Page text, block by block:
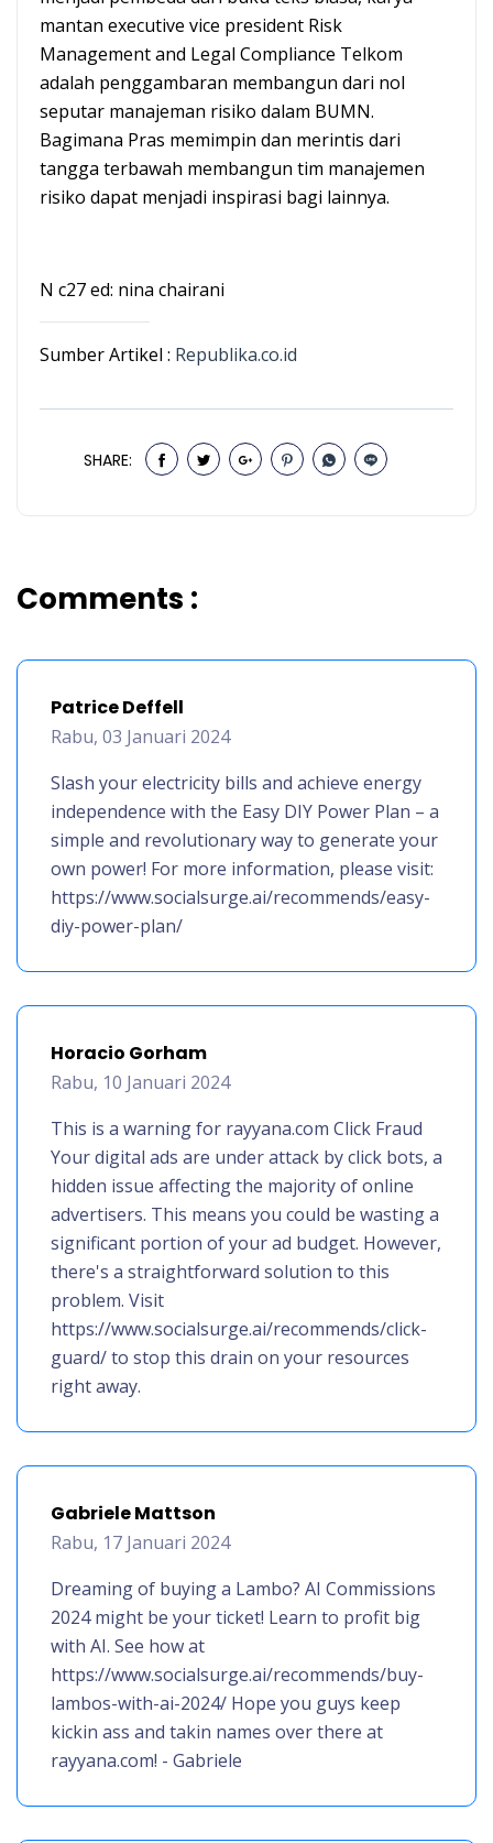
mantan executive vice president Risk
Management and Legal Compliance Telkom
adalah penggambaran membangun dari nol
seputar manajeman risiko dalam BUMN.
Bagimana Pras memimpin dan merintis dari
tangga terbawah membangun tim manajemen
risiko dapat menjadi inspirasi bagi lainnya.
N c27 ed: nina chairani
Sumber Artikel : Republika.co.id
SHARE:
Comments :
Patrice Deffell
Rabu, 03 Januari 2024
Slash your electricity bills and achieve energy
independence with the Easy DIY Power Plan – a
simple and revolutionary way to generate your
own power! For more information, please visit:
https://www.socialsurge.ai/recommends/easy-
diy-power-plan/
Horacio Gorham
Rabu, 10 Januari 2024
This is a warning for rayyana.com Click Fraud
Your digital ads are under attack by click bots, a
hidden issue affecting the majority of online
advertisers. This means you could be wasting a
significant portion of your ad budget. However,
there's a straightforward solution to this
problem. Visit
https://www.socialsurge.ai/recommends/click-
guard/ to stop this drain on your resources
right away.
Gabriele Mattson
Rabu, 17 Januari 2024
Dreaming of buying a Lambo? AI Commissions
2024 might be your ticket! Learn to profit big
with AI. See how at
https://www.socialsurge.ai/recommends/buy-
lambos-with-ai-2024/ Hope you guys keep
kickin ass and takin names over there at
rayyana.com! - Gabriele